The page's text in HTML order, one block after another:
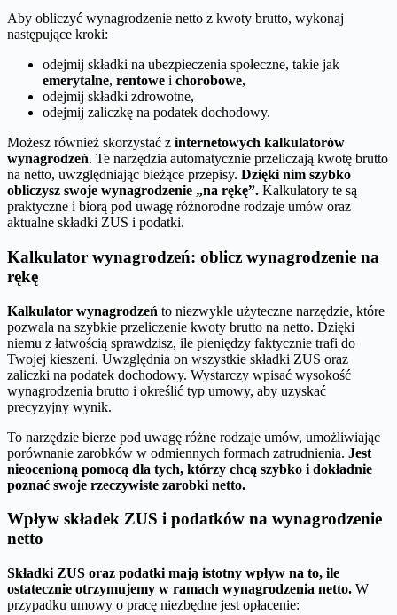
Aby obliczyć wynagrodzenie netto z kwoty brutto, wykonaj
następujące kroki:
odejmij składki na ubezpieczenia społeczne, takie jak
emerytalne, rentowe i chorobowe,
odejmij składki zdrowotne,
odejmij zaliczkę na podatek dochodowy.
Możesz również skorzystać z internetowych kalkulatorów
wynagrodzeń. Te narzędzia automatycznie przeliczają kwotę brutto
na netto, uwzględniając bieżące przepisy. Dzięki nim szybko
obliczysz swoje wynagrodzenie „na rękę”. Kalkulatory te są
praktyczne i biorą pod uwagę różnorodne rodzaje umów oraz
aktualne składki ZUS i podatki.
Kalkulator wynagrodzeń: oblicz wynagrodzenie na
rękę
Kalkulator wynagrodzeń to niezwykle użyteczne narzędzie, które
pozwala na szybkie przeliczenie kwoty brutto na netto. Dzięki
niemu z łatwością sprawdzisz, ile pieniędzy faktycznie trafi do
Twojej kieszeni. Uwzględnia on wszystkie składki ZUS oraz
zaliczki na podatek dochodowy. Wystarczy wpisać wysokość
wynagrodzenia brutto i określić typ umowy, aby uzyskać
precyzyjny wynik.
To narzędzie bierze pod uwagę różne rodzaje umów, umożliwiając
porównanie zarobków w odmiennych formach zatrudnienia. Jest
nieocenioną pomocą dla tych, którzy chcą szybko i dokładnie
poznać swoje rzeczywiste zarobki netto.
Wpływ składek ZUS i podatków na wynagrodzenie
netto
Składki ZUS oraz podatki mają istotny wpływ na to, ile
ostatecznie otrzymujemy w ramach wynagrodzenia netto. W
przypadku umowy o pracę niezbędne jest opłacenie: